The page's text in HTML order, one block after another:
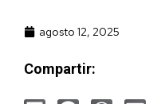
agosto 12, 2025
Compartir: